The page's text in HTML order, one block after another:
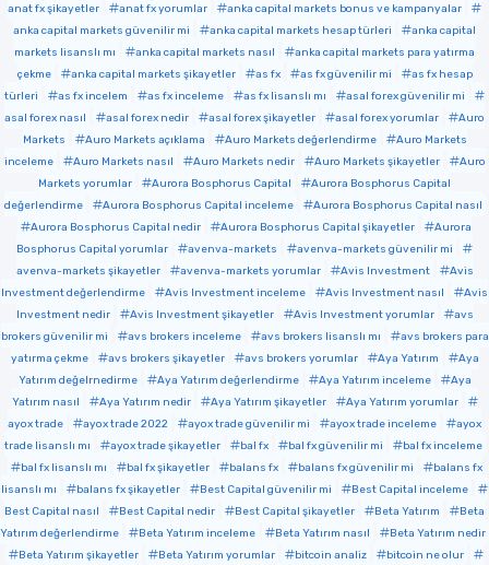
anat fx şikayetler
anat fx yorumlar
anka capital markets bonus ve kampanyalar
anka capital markets güvenilir mi
anka capital markets hesap türleri
anka capital
markets lisanslı mı
anka capital markets nasıl
anka capital markets para yatırma
çekme
anka capital markets şikayetler as fx as fx güvenilir mi
as fx hesap
türleri
as fx incelem as fx inceleme as fx lisanslı mı
asal forex güvenilir mi
asal forex nasıl
asal forex nedir asal forex şikayetler asal forex yorumlar
Auro
Markets
Auro Markets açıklama Auro Markets değerlendirme
Auro Markets
inceleme
Auro Markets nasıl Auro Markets nedir Auro Markets şikayetler
Auro
Markets yorumlar
Aurora Bosphorus Capital
Aurora Bosphorus Capital
değerlendirme
Aurora Bosphorus Capital inceleme
Aurora Bosphorus Capital nasıl
Aurora Bosphorus Capital nedir
Aurora Bosphorus Capital şikayetler
Aurora
Bosphorus Capital yorumlar
avenva-markets
avenva-markets güvenilir mi
avenva-markets şikayetler
avenva-markets yorumlar Avis Investment
Avis
Investment değerlendirme
Avis Investment inceleme Avis Investment nasıl
Avis
Investment nedir
Avis Investment şikayetler Avis Investment yorumlar
avs
brokers güvenilir mi
avs brokers inceleme avs brokers lisanslı mı
avs brokers para
yatırma çekme
avs brokers şikayetler avs brokers yorumlar Aya Yatırım
Aya
Yatırım değelrnedirme
Aya Yatırım değerlendirme Aya Yatırım inceleme
Aya
Yatırım nasıl
Aya Yatırım nedir Aya Yatırım şikayetler
Aya Yatırım yorumlar
ayox trade
ayox trade 2022 ayox trade güvenilir mi ayox trade inceleme
ayox
trade lisanslı mı
ayox trade şikayetler bal fx bal fx güvenilir mi
bal fx inceleme
bal fx lisanslı mı
bal fx şikayetler balans fx balans fx güvenilir mi
balans fx
lisanslı mı
balans fx şikayetler Best Capital güvenilir mi
Best Capital inceleme
Best Capital nasıl
Best Capital nedir Best Capital şikayetler Beta Yatırım
Beta
Yatırım değerlendirme
Beta Yatırım inceleme Beta Yatırım nasıl
Beta Yatırım nedir
Beta Yatırım şikayetler
Beta Yatırım yorumlar bitcoin analiz
bitcoin ne olur